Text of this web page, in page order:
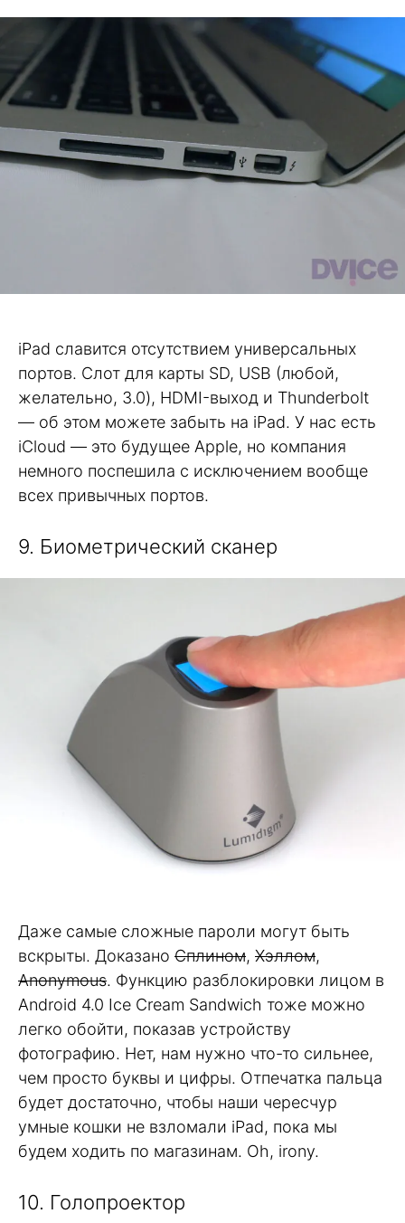
iPad славится отсутствием универсальных
портов. Слот для карты SD, USB (любой,
желательно, 3.0), HDMI-выход и Thunderbolt
— об этом можете забыть на iPad. У нас есть
iCloud — это будущее Apple, но компания
немного поспешила с исключением вообще
всех привычных портов.
9. Биометрический сканер
Даже самые сложные пароли могут быть
вскрыты. Доказано Сплином, Хэллом,
Anonymous. Функцию разблокировки лицом в
Android 4.0 Ice Cream Sandwich тоже можно
легко обойти, показав устройству
фотографию. Нет, нам нужно что-то сильнее,
чем просто буквы и цифры. Отпечатка пальца
будет достаточно, чтобы наши чересчур
умные кошки не взломали iPad, пока мы
будем ходить по магазинам. Oh, irony.
10. Голопроектор